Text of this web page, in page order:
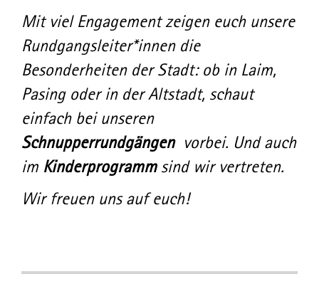
Mit viel Engagement zeigen euch unsere
Rundgangsleiter*innen die
Besonderheiten der Stadt: ob in Laim,
Pasing oder in der Altstadt, schaut
einfach bei unseren
Schnupperrundgängen vorbei. Und auch
im Kinderprogramm sind wir vertreten.
Wir freuen uns auf euch!